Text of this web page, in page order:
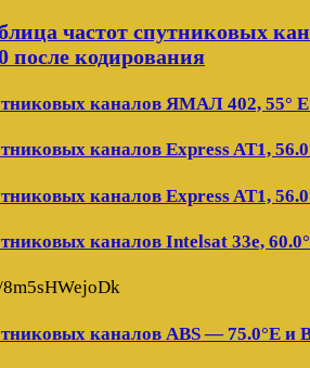
частот спутниковых
после кодирования
каналов ЯМАЛ 402, 55°
каналов Express AT1,
каналов Express AT1,
каналов Intelsat 33e,
каналов ABS — 75.0°E и